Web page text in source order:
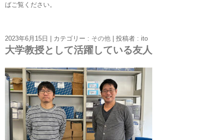
ばご覧ください。
2023年6月15日 カテゴリー : その他 投稿者 : ito
大学教授として活躍している友人